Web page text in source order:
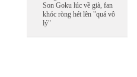
Son Goku lúc về già, fan
khóc ròng hét lên "quá vô
lý"